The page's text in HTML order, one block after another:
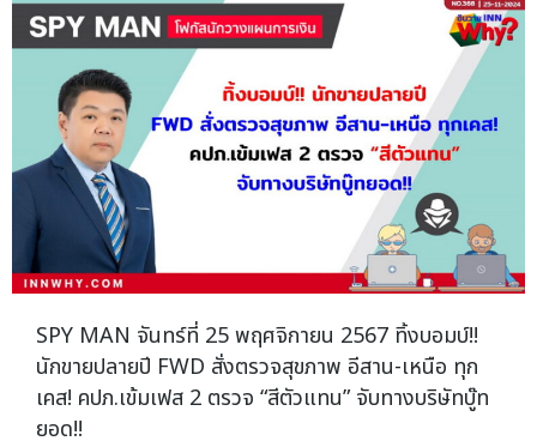
SPY MAN จันทร์ที่ 25 พฤศจิกายน 2567 ทิ้งบอมบ์!!
นักขายปลายปี FWD สั่งตรวจสุขภาพ อีสาน-เหนือ ทุก
เคส! คปภ.เข้มเฟส 2 ตรวจ “สีตัวแทน” จับทางบริษัทบู๊ท
ยอด!!